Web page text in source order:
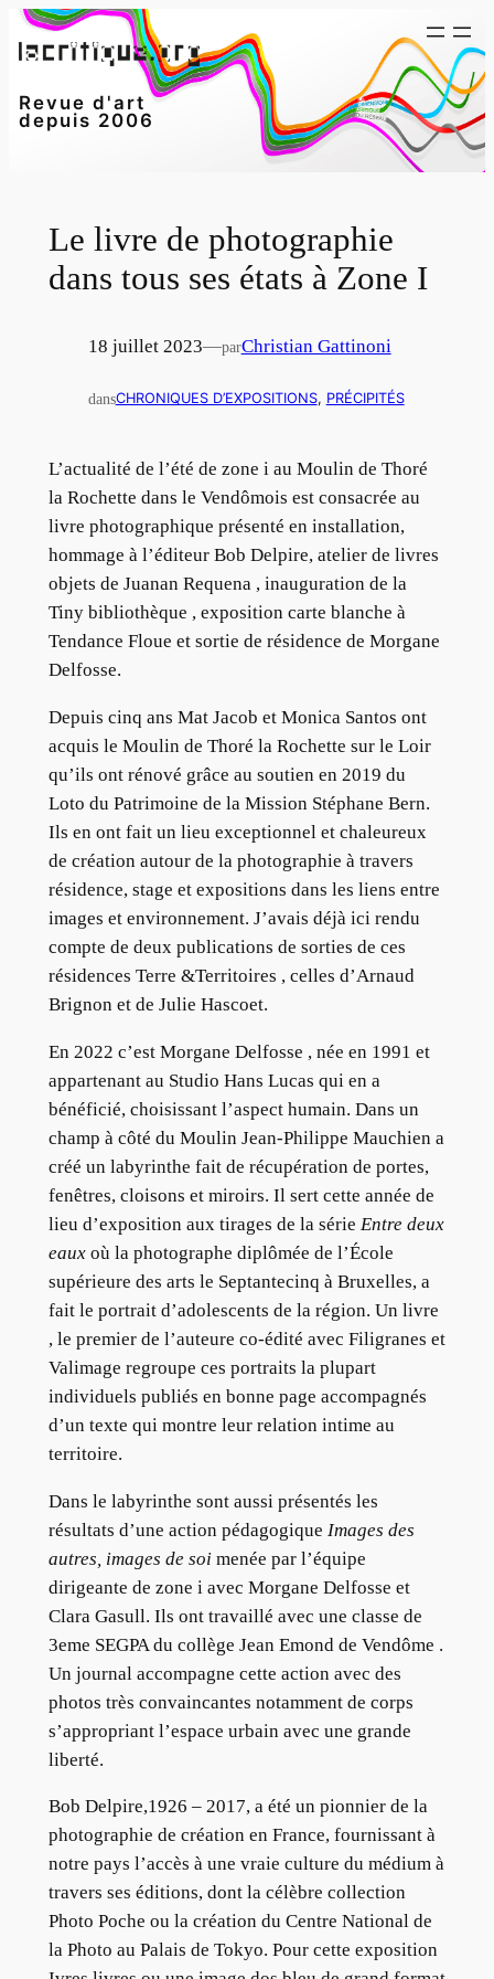
Aller
au
Revue d'art
depuis 2006
Le livre de photographie
dans tous ses états à Zone I
18 juillet 2023—parChristian Gattinoni
dansCHRONIQUES D’EXPOSITIONS, PRÉCIPITÉS
L’actualité de l’été de zone i au Moulin de Thoré
la Rochette dans le Vendômois est consacrée au
livre photographique présenté en installation,
hommage à l’éditeur Bob Delpire, atelier de livres
objets de Juanan Requena , inauguration de la
Tiny bibliothèque , exposition carte blanche à
Tendance Floue et sortie de résidence de Morgane
Delfosse.
Depuis cinq ans Mat Jacob et Monica Santos ont
acquis le Moulin de Thoré la Rochette sur le Loir
qu’ils ont rénové grâce au soutien en 2019 du
Loto du Patrimoine de la Mission Stéphane Bern.
Ils en ont fait un lieu exceptionnel et chaleureux
de création autour de la photographie à travers
résidence, stage et expositions dans les liens entre
images et environnement. J’avais déjà ici rendu
compte de deux publications de sorties de ces
résidences Terre &Territoires , celles d’Arnaud
Brignon et de Julie Hascoet.
En 2022 c’est Morgane Delfosse , née en 1991 et
appartenant au Studio Hans Lucas qui en a
bénéficié, choisissant l’aspect humain. Dans un
champ à côté du Moulin Jean-Philippe Mauchien a
créé un labyrinthe fait de récupération de portes,
fenêtres, cloisons et miroirs. Il sert cette année de
lieu d’exposition aux tirages de la série Entre deux
eauxoù la photographe diplômée de l’École
supérieure des arts le Septantecinq à Bruxelles, a
fait le portrait d’adolescents de la région. Un livre
, le premier de l’auteure co-édité avec Filigranes et
Valimage regroupe ces portraits la plupart
individuels publiés en bonne page accompagnés
d’un texte qui montre leur relation intime au
territoire.
Dans le labyrinthe sont aussi présentés les
résultats d’une action pédagogique Images des
autres, images de soi menée par l’équipe
dirigeante de zone i avec Morgane Delfosse et
Clara Gasull. Ils ont travaillé avec une classe de
3eme SEGPA du collège Jean Emond de Vendôme .
Un journal accompagne cette action avec des
photos très convaincantes notamment de corps
s’appropriant l’espace urbain avec une grande
liberté.
Bob Delpire,1926 – 2017, a été un pionnier de la
photographie de création en France, fournissant à
notre pays l’accès à une vraie culture du médium à
travers ses éditions, dont la célèbre collection
Photo Poche ou la création du Centre National de
la Photo au Palais de Tokyo. Pour cette exposition